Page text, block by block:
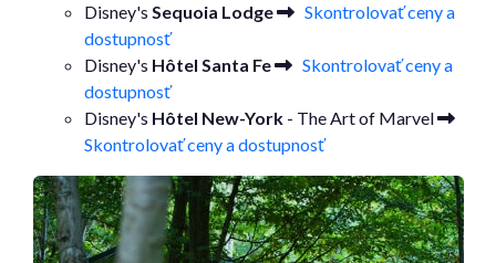
Disney's Sequoia Lodge
Skontrolovať ceny a
dostupnosť
Disney's Hôtel Santa Fe
Skontrolovať ceny a
dostupnosť
Disney's Hôtel New-York - The Art of Marvel
Skontrolovať ceny a dostupnosť